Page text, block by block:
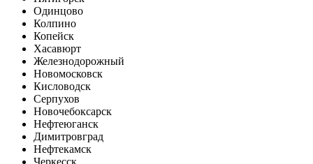
Одинцово
Колпино
Копейск
Хасавюрт
Железнодорожный
Новомосковск
Кисловодск
Серпухов
Новочебоксарск
Нефтеюганск
Димитровград
Нефтекамск